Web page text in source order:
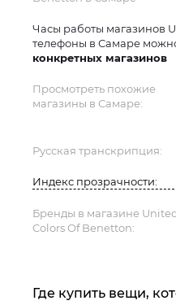
Часы работы магазинов
телефоны в Самаре
конкретных магазинов
Просмотреть похожие
магазины в Самаре:
Русская транскрипция:
Индекс прозрачности:
Бренды в магазине
Colors Of Benetton:
Где купить вещи,